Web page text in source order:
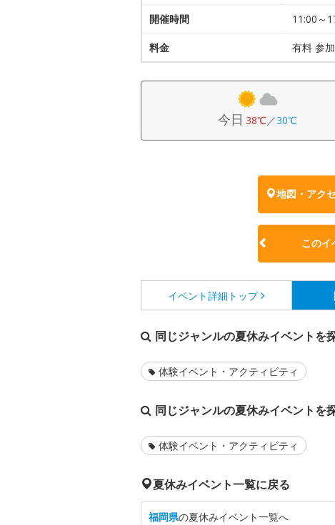
開催時間 11:00～
料金 有料 参
今日 38℃／30℃
地図・アク
このイ
イベント詳細 トップ
同じジャンルの夏休みイベントを
体験イベント・アクティビティ
同じジャンルの夏休みイベントを
体験イベント・アクティビティ
夏休みイベント一覧に戻る
福岡県の夏休みイベント一覧へ